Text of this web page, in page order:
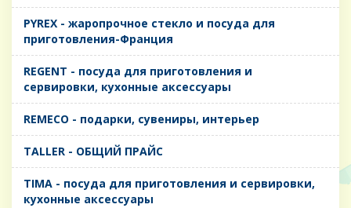
PYREX - жаропрочное стекло и посуда для
приготовления-Франция
REGENT - посуда для приготовления и
сервировки, кухонные аксессуары
REMECO - подарки, сувениры, интерьер
TALLER - ОБЩИЙ ПРАЙС
TIMA - посуда для приготовления и сервировки,
кухонные аксессуары